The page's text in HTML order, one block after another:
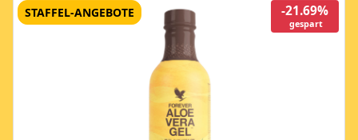
-21.69%
gespart
STAFFEL-ANGEBOTE